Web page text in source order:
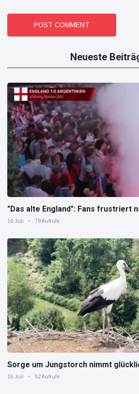
POST COMMENT
Neueste
"Das alte England": Fans frustriert
16 Juli 78 Aufrufe
Sorge um Jungstorch nimmt
16 Juli 52 Aufrufe